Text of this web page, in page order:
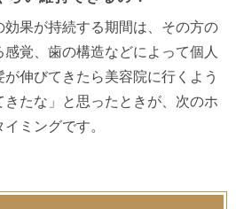
効果が持続する期間は、その方の
覚、歯の構造などによって個人
伸びてきたら美容院に行くよう
きたな」と思ったときが、次のホ
ミングです。